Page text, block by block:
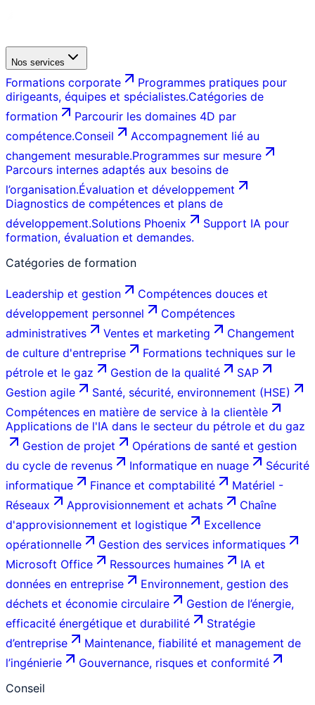
Nos services
Formations corporate
Programmes pratiques pour
dirigeants, équipes et spécialistes.Catégories de
formation
Parcourir les domaines 4D par
compétence.Conseil
Accompagnement lié au
changement mesurable.Programmes sur mesure
Parcours internes adaptés aux besoins de
l’organisation.Évaluation et développement
Diagnostics de compétences et plans de
développement.Solutions Phoenix
Support IA pour
formation, évaluation et demandes.
Catégories de formation
Leadership et gestion
Compétences douces et
développement personnel
Compétences
administratives
Ventes et marketing
Changement
de culture d'entreprise
Formations techniques sur le
pétrole et le gaz
Gestion de la qualité
SAP
Gestion agile
Santé, sécurité, environnement (HSE)
Compétences en matière de service à la clientèle
Applications de l'IA dans le secteur du pétrole et du gaz
Gestion de projet
Opérations de santé et gestion
du cycle de revenus
Informatique en nuage
Sécurité
informatique
Finance et comptabilité
Matériel -
Réseaux
Approvisionnement et achats
Chaîne
d'approvisionnement et logistique
Excellence
opérationnelle
Gestion des services informatiques
Microsoft Office
Ressources humaines
IA et
données en entreprise
Environnement, gestion des
déchets et économie circulaire
Gestion de l’énergie,
efficacité énergétique et durabilité
Stratégie
d’entreprise
Maintenance, fiabilité et management de
l’ingénierie
Gouvernance, risques et conformité
Conseil